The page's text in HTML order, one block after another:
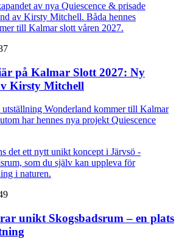
på Kalmar Slott 2027: Ny
Kirsty Mitchell
Wonderland kommer till Kalmar
har hennes nya projekt Quiescence
unikt Skogsbadsrum – en plats